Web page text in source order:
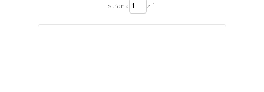
strana z 1